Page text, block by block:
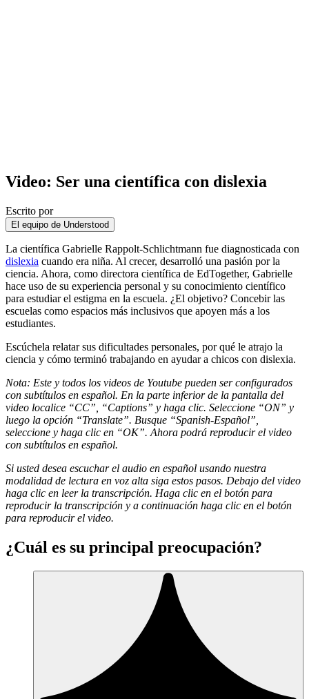
Video: Ser una científica con dislexia
Escrito por
El equipo de Understood
La científica Gabrielle Rappolt-Schlichtmann fue diagnosticada con
dislexia cuando era niña. Al crecer, desarrolló una pasión por la
ciencia. Ahora, como directora científica de EdTogether, Gabrielle
hace uso de su experiencia personal y su conocimiento científico
para estudiar el estigma en la escuela. ¿El objetivo? Concebir las
escuelas como espacios más inclusivos que apoyen más a los
estudiantes.
Escúchela relatar sus dificultades personales, por qué le atrajo la
ciencia y cómo terminó trabajando en ayudar a chicos con dislexia.
Nota: Este y todos los videos de Youtube pueden ser configurados
con subtítulos en español. En la parte inferior de la pantalla del
video localice “CC”, “Captions” y haga clic. Seleccione “ON” y
luego la opción “Translate”. Busque “Spanish-Español”,
seleccione y haga clic en “OK”. Ahora podrá reproducir el video
con subtítulos en español.
Si usted desea escuchar el audio en español usando nuestra
modalidad de lectura en voz alta siga estos pasos. Debajo del video
haga clic en leer la transcripción. Haga clic en el botón para
reproducir la transcripción y a continuación haga clic en el botón
para reproducir el video.
¿Cuál es su principal preocupación?